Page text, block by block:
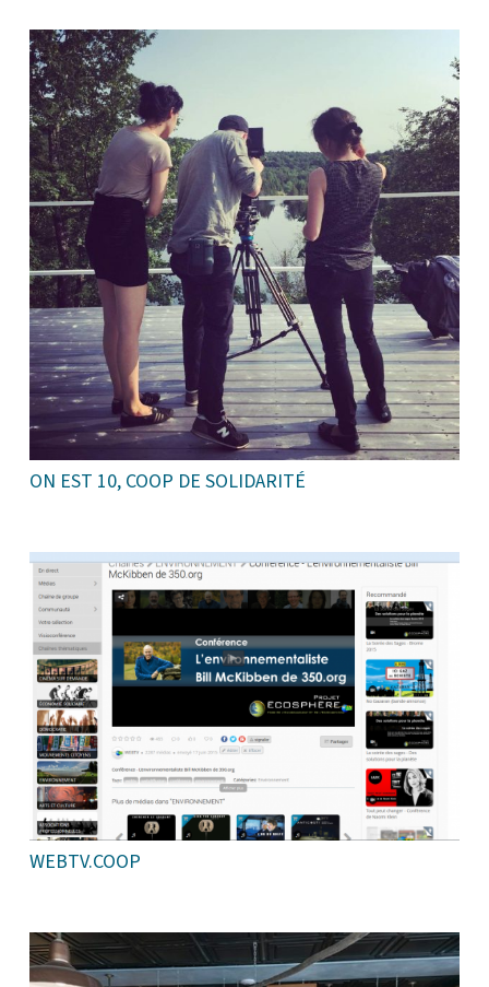
ON EST 10, COOP DE SOLIDARITÉ
WEBTV.COOP